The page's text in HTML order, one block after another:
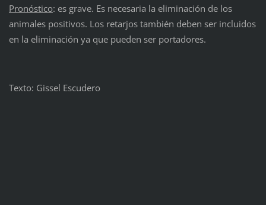
Pronóstico: es grave. Es necesaria la eliminación de los
animales positivos. Los retarjos también deben ser incluidos
en la eliminación ya que pueden ser portadores.
Texto: Gissel Escudero